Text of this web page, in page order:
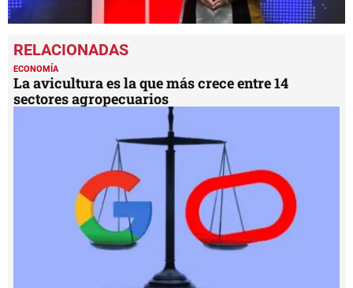
seconds
of
1
minute,
22
seconds
ECONOMÍA
La avicultura es la que más crece entre 14
sectores agropecuarios